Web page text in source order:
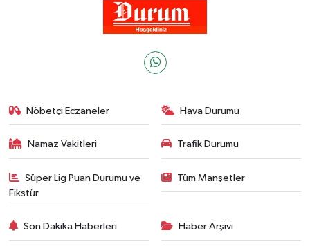
Nöbetçi Eczaneler Hava Durumu
Namaz Vakitleri Trafik Durumu
Süper Lig Puan Durumu ve
Fikstür
Tüm Manşetler
Son Dakika Haberleri Haber Arşivi